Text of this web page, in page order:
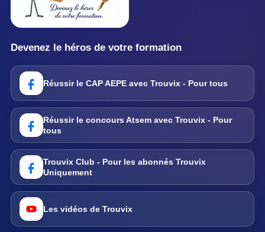
Devenez le héros de votre formation
Réussir le CAP AEPE avec Trouvix - Pour tous
Réussir le concours Atsem avec Trouvix - Pour
tous
Trouvix Club - Pour les abonnés Trouvix
Uniquement
Les vidéos de Trouvix